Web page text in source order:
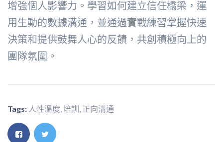
增強個人影響力。學習如何建立信任橋梁，運
用生動的數據溝通，並通過實戰練習掌握快速
決策和提供鼓舞人心的反饋，共創積極向上的
團隊氛圍。
Tags: 人性溫度 培訓 正向溝通